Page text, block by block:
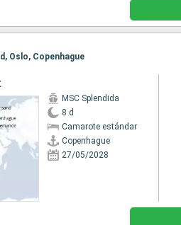
Oslo, Copenhague
MSC Splendida
8 d
Camarote estándar
Copenhague
27/05/2028